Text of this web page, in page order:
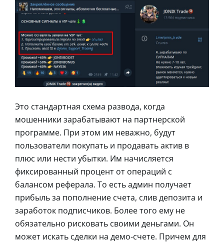
Это стандартная схема развода, когда
мошенники зарабатывают на партнерской
программе. При этом им неважно, будут
пользователи покупать и продавать актив в
плюс или нести убытки. Им начисляется
фиксированный процент от операций с
балансом реферала. То есть админ получает
прибыль за пополнение счета, слив депозита и
заработок подписчиков. Более того ему не
обязательно рисковать своими деньгами. Он
может искать сделки на демо-счете. Причем для